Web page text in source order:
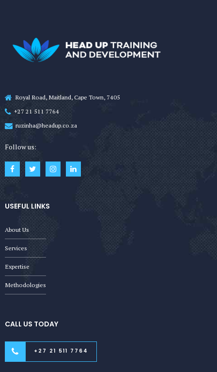
Royal Road, Maitland, Cape Town, 7405
+27 21 511 7764
ruzinha@headup.co.za
Follow us:
USEFUL LINKS
About Us
Services
Expertise
Methodologies
CALL US TODAY
+27 21 511 7764